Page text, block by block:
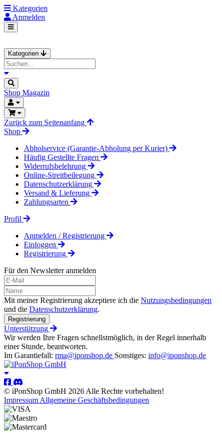
Kategorien
Anmelden
Kategorien
Shop Magazin
Zurück zum Seitenanfang
Shop
Abholservice (Garantie-Abholung per Kurier)
Häufig Gestellte Fragen
Widerrufsbelehrung
Online-Streitbeilegung
Datenschutzerklärung
Versand & Lieferung
Zahlungsarten
Profil
Anmelden / Registrierung
Einloggen
Registrierung
Für den Newsletter anmelden
Mit meiner Registrierung akzeptiere ich die Nutzungsbedingungen
und die Datenschutzerklärung.
Registrierung
Unterstützung
Wir werden Ihre Fragen schnellstmöglich, in der Regel innerhalb
einer Stunde, beantworten.
Im Garantiefall: rma@iponshop.de Sonstiges: info@iponshop.de
© iPonShop GmbH 2026 Alle Rechte vorbehalten!
Impressum Allgemeine Geschäftsbedingungen